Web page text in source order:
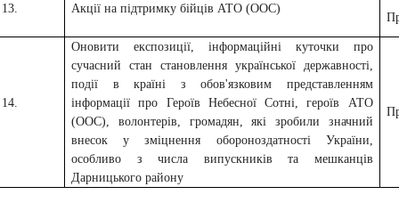
Акції на підтримку бійців АТО (ООС)
Оновити експозиції, інформаційні куточки про
сучасний стан становлення української державності,
події в країні з обов'язковим представленням
інформації про Героїв Небесної Сотні, героїв АТО
(ООС), волонтерів, громадян, які зробили значний
внесок у зміцнення обороноздатності України,
особливо з числа випускників та мешканців
Дарницького району